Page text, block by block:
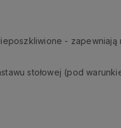
-
stołowej (pod